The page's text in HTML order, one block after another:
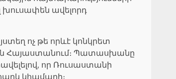
ավելորդ
ոչ թե որևէ կոնկրետ
Հայաստանում։ Պատասխանը
որ Ռուսաստանի
կհամարի։